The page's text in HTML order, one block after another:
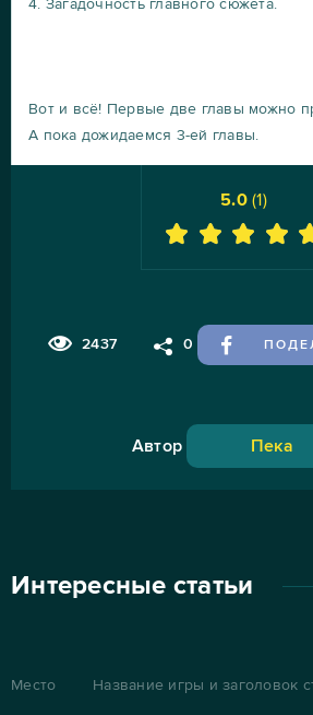
4. Загадочность главного сюжета.
Вот и всё! Первые две главы можно
А пока дожидаемся 3-ей главы.
2437 0
5.0(1)
Автор Пека
Интересные статьи
Место Название игры и заголовок